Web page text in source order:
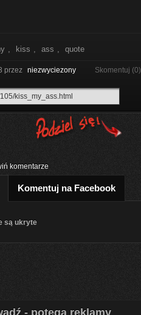
, kiss , ass , quote
przez niezwyciezony Skomentuj (0)
komentarze
Komentuj na Facebook
są ukryte
- potęga reklamy